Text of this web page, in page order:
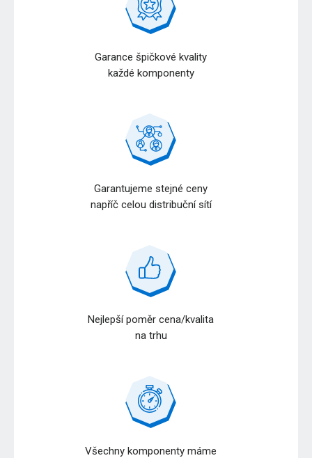
Garance špičkové kvality
každé komponenty
Garantujeme stejné ceny
napříč celou distribuční sítí
Nejlepší poměr cena/kvalita
na trhu
Všechny komponenty máme